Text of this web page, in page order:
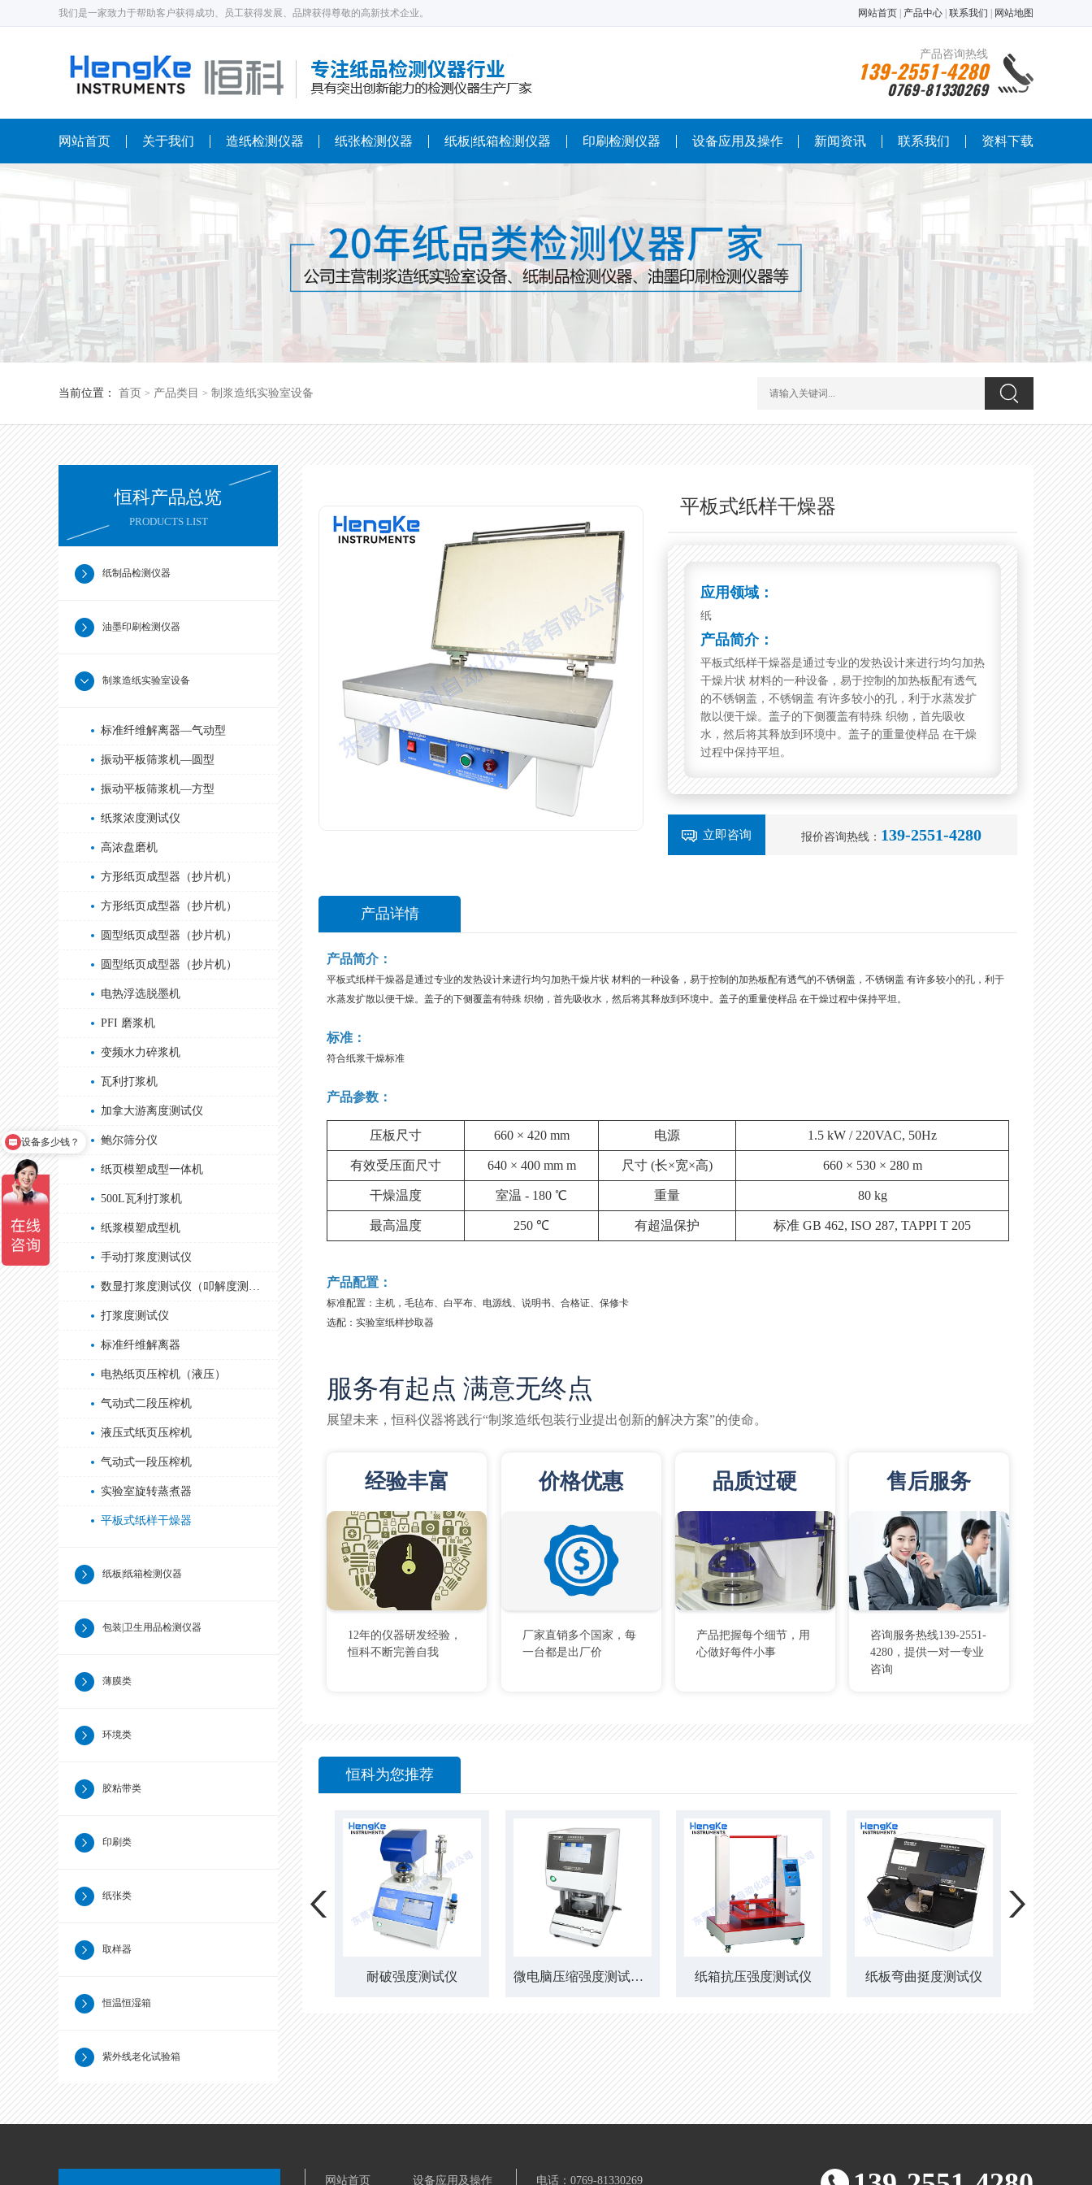
我们是一家致力于帮助客户获得成功、员工获得发展、品牌获得尊敬的高新技术企业。 网站首页 产品中心 联系我们 网站地图
产品咨询热线
139-2551-4280
0769-81330269
网站首页 关于我们 造纸检测仪器 纸张检测仪器 纸板|纸箱检测仪器 印刷检测仪器 设备应用及操作 新闻资讯 联系我们 资料下载
当前位置： 首页 > 产品类目 > 制浆造纸实验室设备
恒科产品总览
PRODUCTS LIST
纸制品检测仪器
油墨印刷检测仪器
制浆造纸实验室设备
标准纤维解离器—气动型
振动平板筛浆机—圆型
振动平板筛浆机—方型
纸浆浓度测试仪
高浓盘磨机
方形纸页成型器（抄片机）
方形纸页成型器（抄片机）
圆型纸页成型器（抄片机）
圆型纸页成型器（抄片机）
电热浮选脱墨机
PFI 磨浆机
变频水力碎浆机
瓦利打浆机
加拿大游离度测试仪
鲍尔筛分仪
纸页模塑成型一体机
500L瓦利打浆机
纸浆模塑成型机
手动打浆度测试仪
数显打浆度测试仪（叩解度测试仪）
打浆度测试仪
标准纤维解离器
电热纸页压榨机（液压）
气动式二段压榨机
液压式纸页压榨机
气动式一段压榨机
实验室旋转蒸煮器
平板式纸样干燥器
纸板|纸箱检测仪器
包装|卫生用品检测仪器
薄膜类
环境类
胶粘带类
印刷类
纸张类
取样器
恒温恒湿箱
紫外线老化试验箱
平板式纸样干燥器
应用领域：
纸
产品简介：
平板式纸样干燥器是通过专业的发热设计来进行均匀加热
干燥片状 材料的一种设备，易于控制的加热板配有透气
的不锈钢盖，不锈钢盖 有许多较小的孔，利于水蒸发扩
散以便干燥。盖子的下侧覆盖有特殊 织物，首先吸收
水，然后将其释放到环境中。盖子的重量使样品 在干燥
过程中保持平坦。
立即咨询 报价咨询热线： 139-2551-4280
产品详情
产品简介：
平板式纸样干燥器是通过专业的发热设计来进行均匀加热干燥片状 材料的一种设备，易于控制的加热板配有透气的不锈钢盖，不锈钢盖 有许多较小的孔，利于
水蒸发扩散以便干燥。盖子的下侧覆盖有特殊 织物，首先吸收水，然后将其释放到环境中。盖子的重量使样品 在干燥过程中保持平坦。
标准：
符合纸浆干燥标准
产品参数：
压板尺寸 660 × 420 mm 电源 1.5 kW / 220VAC, 50Hz
有效受压面尺寸 640 × 400 mm m 尺寸 (长×宽×高) 660 × 530 × 280 m
干燥温度 室温 - 180 ℃ 重量 80 kg
最高温度 250 ℃ 有超温保护 标准 GB 462, ISO 287, TAPPI T 205
产品配置：
标准配置：主机，毛毡布、白平布、电源线、说明书、合格证、保修卡
选配：实验室纸样抄取器
服务有起点 满意无终点
展望未来，恒科仪器将践行“制浆造纸包装行业提出创新的解决方案”的使命。
经验丰富
12年的仪器研发经验，
恒科不断完善自我
价格优惠
厂家直销多个国家，每
一台都是出厂价
品质过硬
产品把握每个细节，用
心做好每件小事
售后服务
咨询服务热线139-2551-
4280，提供一对一专业
咨询
恒科为您推荐
MIT耐折度测试仪 层间结合强度测试仪 耐破强度测试仪 微电脑压缩强度测试仪（边压环压） 纸箱抗压强度测试仪 纸板弯曲挺度测试仪 弯曲
网站首页 设备应用及操作 电话：0769-81330269
设备多少钱？
可以上门调试吗？